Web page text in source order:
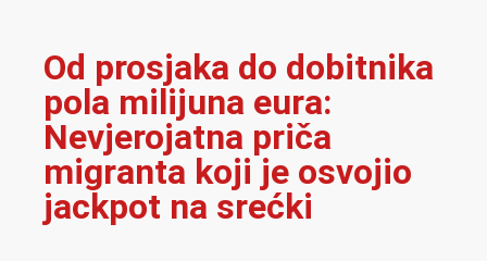
Od prosjaka do dobitnika
pola milijuna eura:
Nevjerojatna priča
migranta koji je osvojio
jackpot na srećki